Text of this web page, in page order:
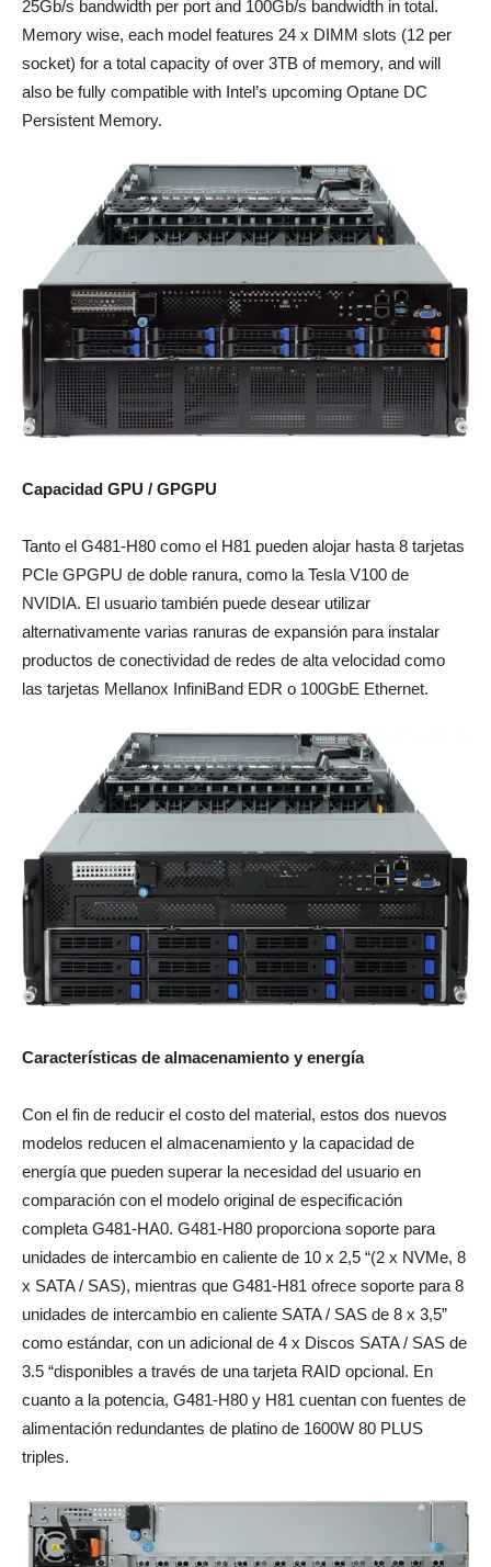
25Gb/s bandwidth per port and 100Gb/s bandwidth in total.
Memory wise, each model features 24 x DIMM slots (12 per
socket) for a total capacity of over 3TB of memory, and will
also be fully compatible with Intel’s upcoming Optane DC
Persistent Memory.
Capacidad GPU / GPGPU
Tanto el G481-H80 como el H81 pueden alojar hasta 8 tarjetas
PCIe GPGPU de doble ranura, como la Tesla V100 de
NVIDIA. El usuario también puede desear utilizar
alternativamente varias ranuras de expansión para instalar
productos de conectividad de redes de alta velocidad como
las tarjetas Mellanox InfiniBand EDR o 100GbE Ethernet.
Características de almacenamiento y energía
Con el fin de reducir el costo del material, estos dos nuevos
modelos reducen el almacenamiento y la capacidad de
energía que pueden superar la necesidad del usuario en
comparación con el modelo original de especificación
completa G481-HA0. G481-H80 proporciona soporte para
unidades de intercambio en caliente de 10 x 2,5 “(2 x NVMe, 8
x SATA / SAS), mientras que G481-H81 ofrece soporte para 8
unidades de intercambio en caliente SATA / SAS de 8 x 3,5”
como estándar, con un adicional de 4 x Discos SATA / SAS de
3.5 “disponibles a través de una tarjeta RAID opcional. En
cuanto a la potencia, G481-H80 y H81 cuentan con fuentes de
alimentación redundantes de platino de 1600W 80 PLUS
triples.